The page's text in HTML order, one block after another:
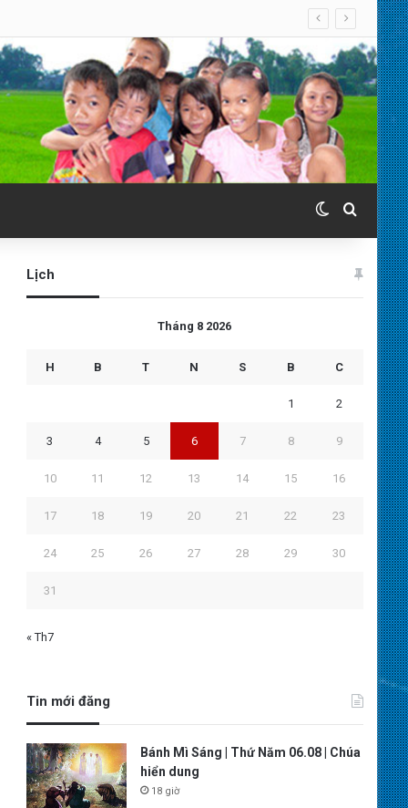
Switch skin
Search
Lịch
Tháng 8 2026
H B T N S B C
1 2
3 4 5 6 7 8 9
10 11 12 13 14 15 16
17 18 19 20 21 22 23
24 25 26 27 28 29 30
31
« Th7
Tin mới đăng
Bánh Mì Sáng | Thứ Năm 06.08 | Chúa
hiển dung
18 giờ